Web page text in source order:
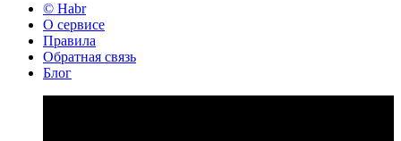
© Habr
О сервисе
Правила
Обратная связь
Блог